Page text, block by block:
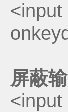
屏蔽
<input